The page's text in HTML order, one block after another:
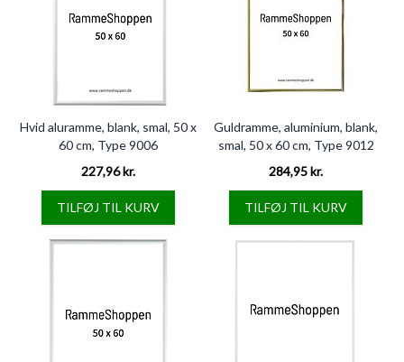
Hvid aluramme, blank, smal, 50 x
60 cm, Type 9006
227,96 kr.
TILFØJ TIL KURV
Guldramme, aluminium, blank,
smal, 50 x 60 cm, Type 9012
284,95 kr.
TILFØJ TIL KURV